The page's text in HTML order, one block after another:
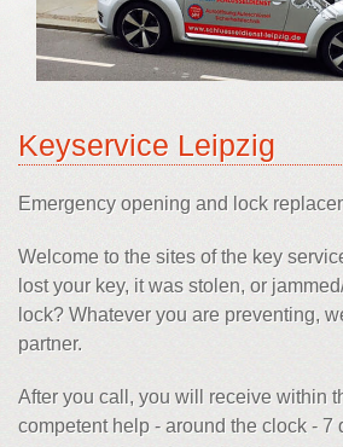
Keyservice Leipzig
Emergency opening and lock
Welcome to the sites of the key
lost your key, it was stolen, or
lock? Whatever you are preventing,
partner.
After you call, you will receive within
competent help - around the clock - 7